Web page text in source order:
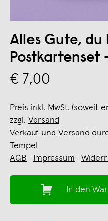
Alles Gute, du
Postkartenset
€ 7,00
Preis inkl. MwSt. (soweit
zzgl. Versand
Verkauf und Versand
Tempel
AGB
Impressum
In den